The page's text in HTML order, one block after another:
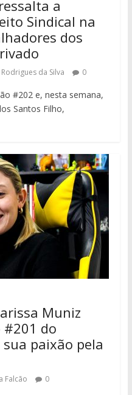
a
Sindical na
dos
Rodrigues da Silva 0
#202 e, nesta semana,
Santos Filho,
Muniz
#201 do
paixão pela
Falcão 0